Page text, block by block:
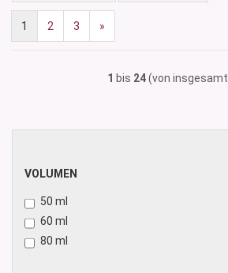
1 2 3 »
1 bis 24(von insgesamt
VOLUMEN
VOLUMEN
50 ml
60 ml
80 ml